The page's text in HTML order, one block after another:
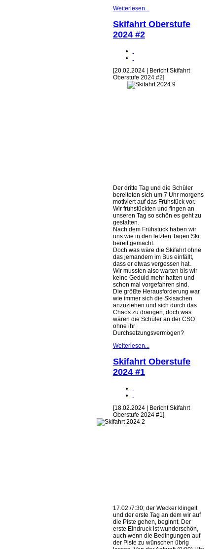
Weiterlesen...
Skifahrt Oberstufe
2024 #2
[20.02.2024 | Bericht Skifahrt
Oberstufe 2024 #2]
Der dritte Tag und die Schüler
bereiteten sich um 7 Uhr morgens
motiviert auf das Frühstück vor.
Wir frühstückten und fingen an
unseren Tag so schön es geht zu
gestalten.
Nach dem Frühstück haben wir
uns wie in den letzten Tagen Ski
bereit gemacht.
Doch was wäre die Skifahrt ohne
das jemandem im Bus einfällt,
dass er etwas vergessen hat.
Wir mussten also warten bis wir
keine Geduld mehr hatten und
schon mal vorgefahren sind.
Die größte Herausforderung war
wie immer sich die Skisachen
anzuziehen und sich durch das
Chaos zu drängen, doch was
wären die Schüler an der CSO
ohne ihr
Durchsetzungsvermögen?
Weiterlesen...
Skifahrt Oberstufe
2024 #1
[18.02.2024 | Bericht Skifahrt
Oberstufe 2024 #1]
17.02./7:30; der Wecker klingelt
und der erste Tag an dem wir auf
die Piste gehen, beginnt. Der
erste Eindruck ist wunderschön,
auch wenn die Bedingungen auf
der Piste zu wünschen übrig